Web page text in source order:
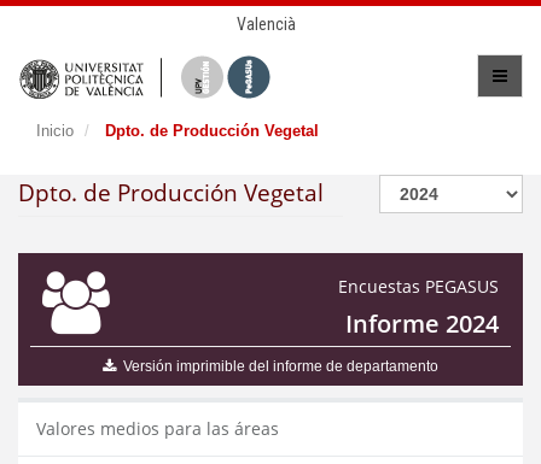
Valencià
Inicio Dpto. de Producción Vegetal
Dpto. de Producción Vegetal
Encuestas PEGASUS
Informe 2024
Versión imprimible del informe de departamento
Valores medios para las áreas